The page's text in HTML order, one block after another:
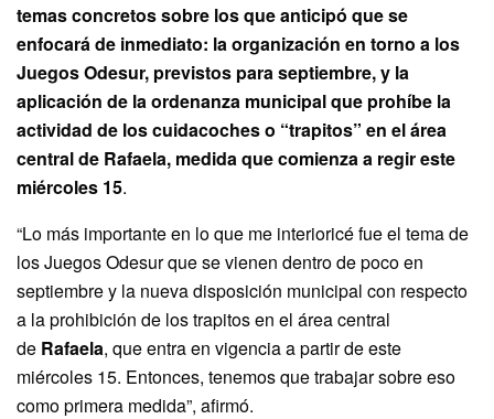
temas concretos sobre los que anticipó que se
enfocará de inmediato: la organización en torno a los
Juegos Odesur, previstos para septiembre, y la
aplicación de la ordenanza municipal que prohíbe la
actividad de los cuidacoches o “trapitos” en el área
central de Rafaela, medida que comienza a regir este
miércoles 15.
“Lo más importante en lo que me interioricé fue el tema de
los Juegos Odesur que se vienen dentro de poco en
septiembre y la nueva disposición municipal con respecto
a la prohibición de los trapitos en el área central
de Rafaela, que entra en vigencia a partir de este
miércoles 15. Entonces, tenemos que trabajar sobre eso
como primera medida”, afirmó.